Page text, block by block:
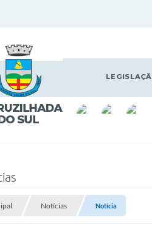
Notícias Notícia